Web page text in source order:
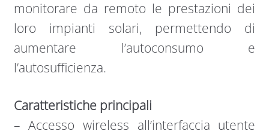
monitorare da remoto le prestazioni dei
loro impianti solari, permettendo di
aumentare l’autoconsumo e
l’autosufficienza.
Caratteristiche principali
– Accesso wireless all’interfaccia utente